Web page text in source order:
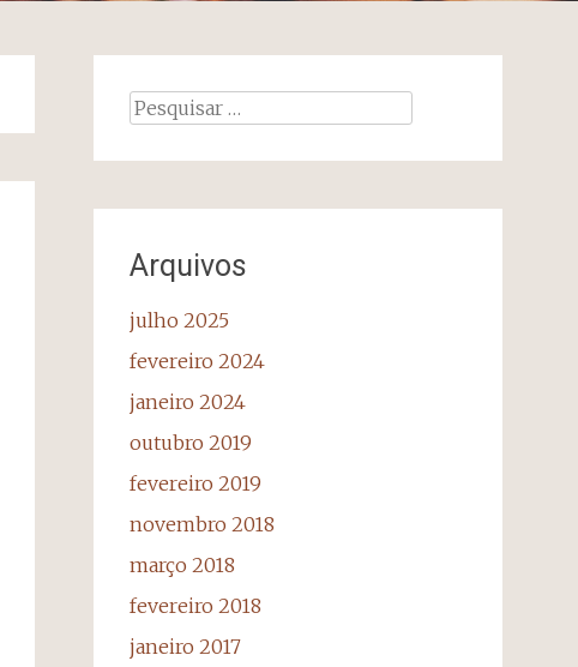
Pesquisar
Arquivos
julho 2025
fevereiro 2024
janeiro 2024
outubro 2019
fevereiro 2019
novembro 2018
março 2018
fevereiro 2018
janeiro 2017